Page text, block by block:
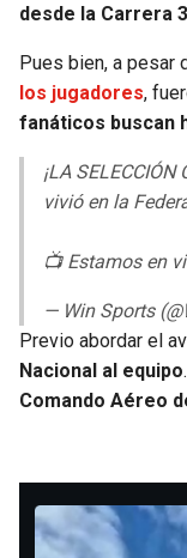
desde la Carrera
Pues bien, a pesar
los jugadores,
fanáticos buscan
¡LA
vivió en la
📺 Estamos en
— Win Sports
Previo abordar el
Nacional al equipo
Comando Aéreo